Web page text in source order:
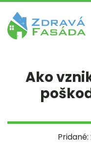
Ako
Pridané: